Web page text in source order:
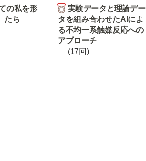
の私を形
たち
実験データと理論デー
タを組み合わせたAIによ
る不均一系触媒反応への
アプローチ
(17回)